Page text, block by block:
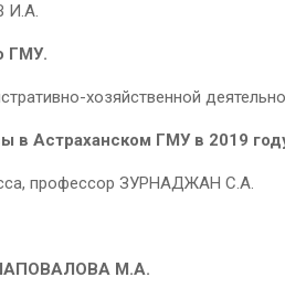
И.А.
ГМУ.
хозяйственной
в Астраханском ГМУ в 2019
профессор ЗУРНАДЖАН С.А.
М.А.